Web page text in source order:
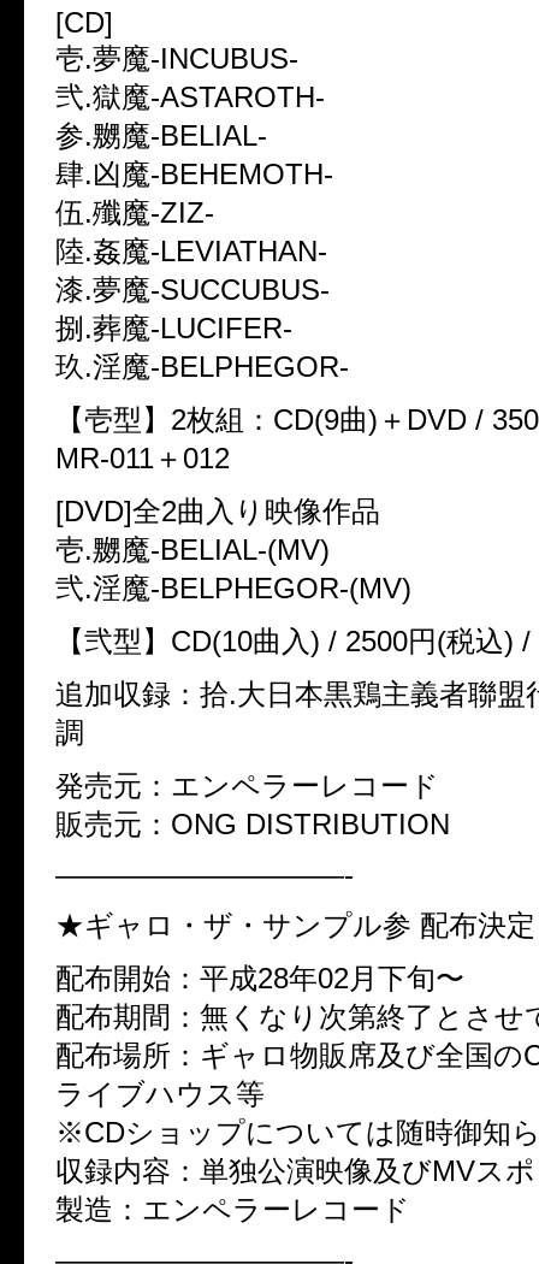
[CD]
壱.夢魔-INCUBUS-
弐.獄魔-ASTAROTH-
参.嬲魔-BELIAL-
肆.凶魔-BEHEMOTH-
伍.殲魔-ZIZ-
陸.姦魔-LEVIATHAN-
漆.夢魔-SUCCUBUS-
捌.葬魔-LUCIFER-
玖.淫魔-BELPHEGOR-
【壱型】2枚組：CD(9曲)＋DVD /
MR-011＋012
[DVD]全2曲入り映像作品
壱.嬲魔-BELIAL-(MV)
弐.淫魔-BELPHEGOR-(MV)
【弐型】CD(10曲入) / 2500円(税込)
追加収録：拾.大日本黒鶏主義者聯盟
調
発売元：エンペラーレコード
販売元：ONG DISTRIBUTION
——————————-
★ギャロ・ザ・サンプル参 配布決
配布開始：平成28年02月下旬〜
配布期間：無くなり次第終了とさせ
配布場所：ギャロ物販席及び全国の
ライブハウス等
※CDショップについては随時御知
収録内容：単独公演映像及びMVス
製造：エンペラーレコード